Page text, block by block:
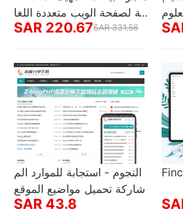
لة لصفحة الويب متعددة اللغا
ت
SAR 220.67SAR 331.56
النجوم - استجابة للموارد الم
شاركة تحميل مواضيع الموقع
SAR 43.8